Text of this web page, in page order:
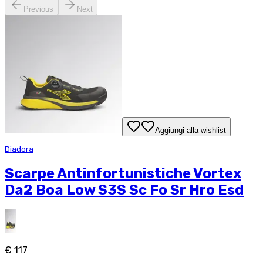
Previous Next
Aggiungi alla wishlist
Diadora
Scarpe Antinfortunistiche Vortex
Da2 Boa Low S3S Sc Fo Sr Hro Esd
€ 117